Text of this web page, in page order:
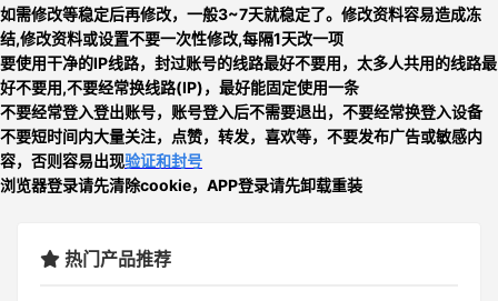
如需修改等稳定后再修改，一般3~7天就稳定了。修改资料容易造成冻
结,修改资料或设置不要一次性修改,每隔1天改一项
要使用干净的IP线路，封过账号的线路最好不要用，太多人共用的线路最
好不要用,不要经常换线路(IP)，最好能固定使用一条
不要经常登入登出账号，账号登入后不需要退出，不要经常换登入设备
不要短时间内大量关注，点赞，转发，喜欢等， 不要发布广告或敏感内
容，否则容易出现验证和封号
浏览器登录请先清除cookie，APP登录请先卸载重装
热门产品推荐